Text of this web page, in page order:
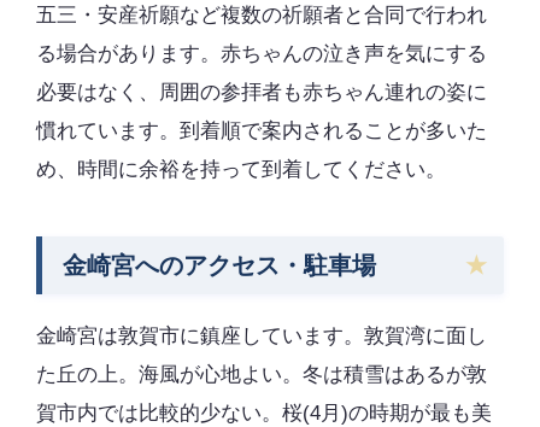
五三・安産祈願など複数の祈願者と合同で行われ
る場合があります。赤ちゃんの泣き声を気にする
必要はなく、周囲の参拝者も赤ちゃん連れの姿に
慣れています。到着順で案内されることが多いた
め、時間に余裕を持って到着してください。
金崎宮へのアクセス・駐車場
金崎宮は敦賀市に鎮座しています。敦賀湾に面し
た丘の上。海風が心地よい。冬は積雪はあるが敦
賀市内では比較的少ない。桜(4月)の時期が最も美